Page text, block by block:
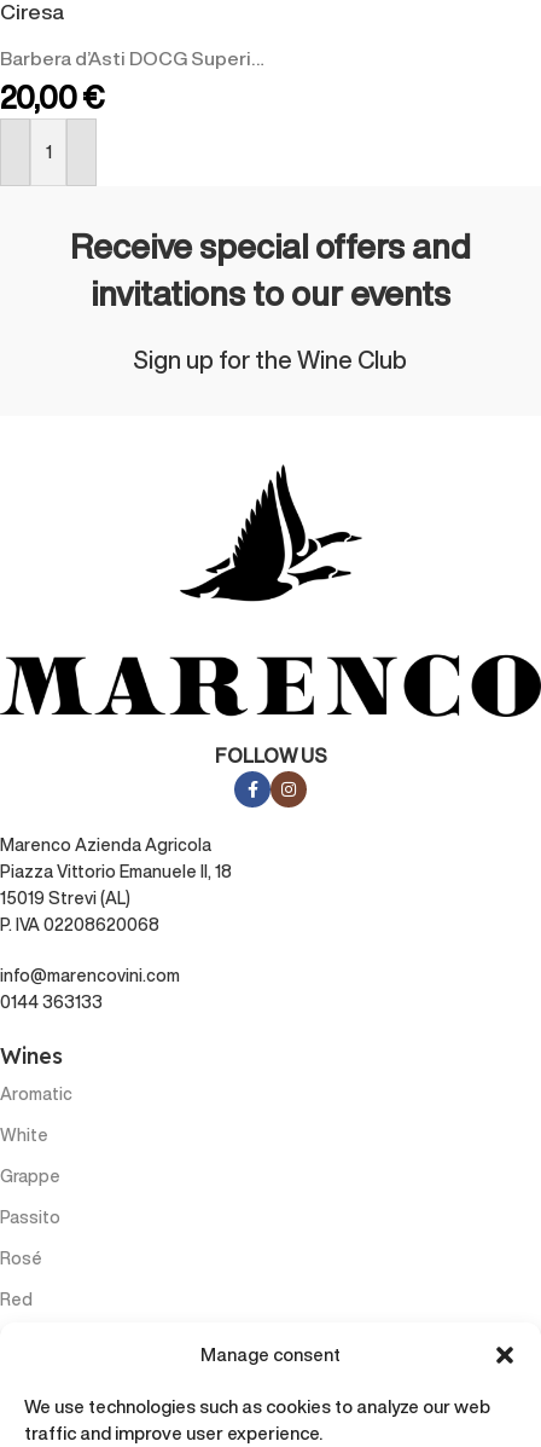
Manage consent
We use technologies such as cookies to analyze our web
traffic and improve user experience.
Ciresa
20,00 €
BUY NOW
Receive special offers and
invitations to our events
Sign up for the Wine Club
FOLLOW US
Marenco Azienda Agricola
Piazza Vittorio Emanuele II, 18
15019 Strevi (AL)
P. IVA 02208620068
info@marencovini.com
0144 363133
Wines
Aromatic
White
Grappe
Passito
Rosé
Red
Home